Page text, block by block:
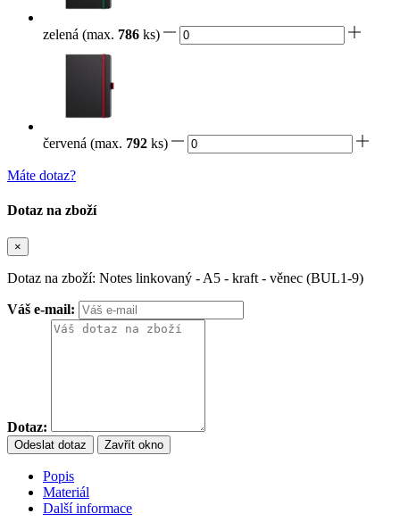
zelená (max. 786 ks)
červená (max. 792 ks)
Máte dotaz?
Dotaz na zboží
×
Dotaz na zboží: Notes linkovaný - A5 - kraft - věnec (BUL1-9)
Váš e-mail:
Dotaz:
Odeslat dotaz Zavřít okno
Popis
Materiál
Další informace